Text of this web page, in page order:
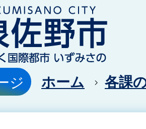
ジ ホーム 各課